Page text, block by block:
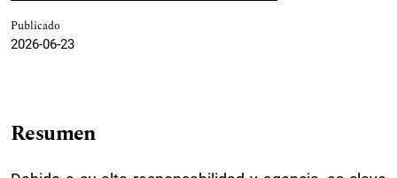
Publicado
2026-06-23
Resumen